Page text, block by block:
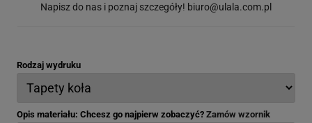
Napisz do nas i poznaj szczegóły! biuro@ulala.com.pl
Rodzaj wydruku
Opis materiału: Chcesz go najpierw zobaczyć? Zamów wzornik